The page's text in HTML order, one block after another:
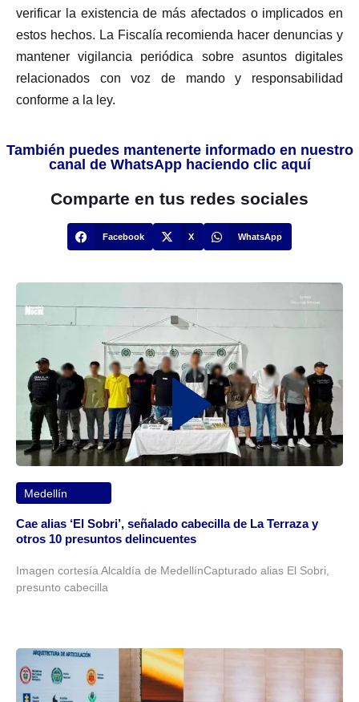
verificar la existencia de más afectados o implicados en
estos hechos. La Fiscalía recomienda hacer denuncias y
mantener vigilancia periódica sobre asuntos digitales
relacionados con voz de mando y responsabilidad
conforme a la ley.
También puedes mantenerte informado en nuestro
canal de WhatsApp haciendo clic aquí
Comparte en tus redes sociales
Facebook X WhatsApp
Medellín
Cae alias ‘El Sobri’, señalado cabecilla de La Terraza y
otros 10 presuntos delincuentes
Imagen cortesía Alcaldía de MedellínCapturado alias El Sobri,
presunto cabecilla